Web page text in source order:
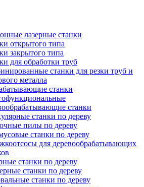
лазерные станки
открытого типа
закрытого типа
для обработки труб
станки для резки труб и
металла
станки
станки
станки по дереву
пилы по дереву
станки по дереву
для деревообрабатывающих
станки по дереву
станки по дереву
станки по дереву